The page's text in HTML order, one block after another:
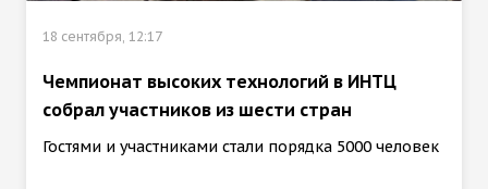
18 сентября, 12:17
Чемпионат высоких технологий в ИНТЦ
собрал участников из шести стран
Гостями и участниками стали порядка 5000 человек